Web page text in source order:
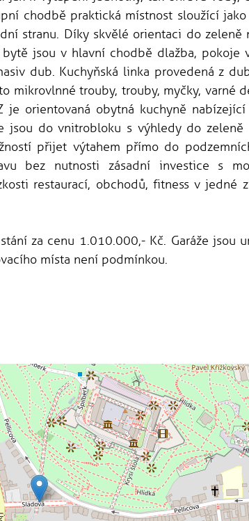
chodbě praktická místnost sloužící
stranu. Díky skvělé orientaci do zeleně
jsou v hlavní chodbě dlažba, pokoje
dub. Kuchyňská linka provedená z
mikrovlnné trouby, trouby, myčky, varné
orientovaná obytná kuchyně
jsou do vnitrobloku s výhledy do zeleně
přijet výtahem přímo do
bez nutnosti zásadní investice s
restaurací, obchodů, fitness v jedné
za cenu 1.010.000,- Kč. Garáže jsou
místa není podmínkou.